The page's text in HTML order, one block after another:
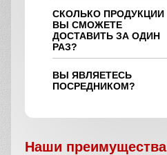
СКОЛЬКО ПРОДУКЦИИ
ВЫ СМОЖЕТЕ
ДОСТАВИТЬ ЗА ОДИН
РАЗ?
ВЫ ЯВЛЯЕТЕСЬ
ПОСРЕДНИКОМ?
Наши преимущества